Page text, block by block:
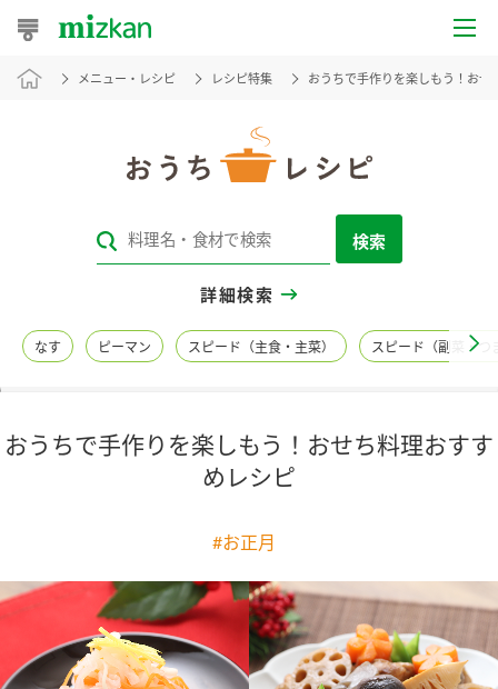
おうちレシピ
レシピカテゴリ一覧
レシピ名特集
商品情報
酢 調味酢
お酢ドリンク ぽん酢
キャンペーン情報
ブランド・スペシャルサイト
メニュー・レシピ レシピ特集 おうちで手作りを楽しもう！おせ
検索
詳細検索
なす ピーマン スピード（主食・主菜） スピード（副菜・つ
おうちで手作りを楽しもう！おせち料理おすす
めレシピ
#お正月